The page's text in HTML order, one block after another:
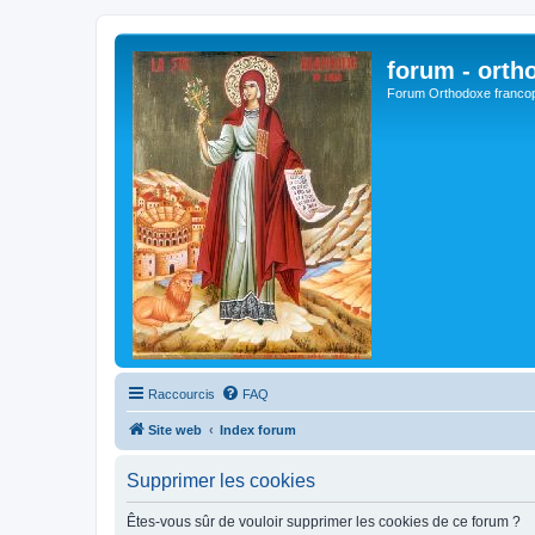
forum -
Forum Orthodoxe
Raccourcis FAQ
Site web Index forum
Supprimer les cookies
Êtes-vous sûr de vouloir supprimer les cookies de ce forum ?